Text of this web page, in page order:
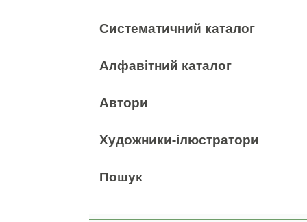
Систематичний каталог
Алфавітний каталог
Автори
Художники-ілюстратори
Пошук